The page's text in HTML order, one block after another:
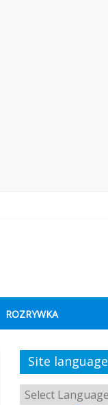
ROZRYWKA
Site language